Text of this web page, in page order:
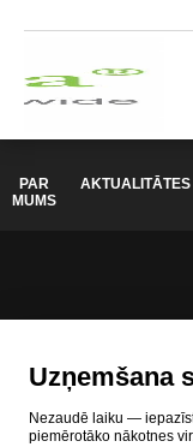
PAR
MUMS
AKTUALITĀTES
Uzņemšana
Nezaudē laiku —
piemērotāko nākotnes